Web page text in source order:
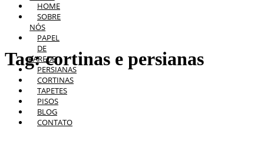
HOME
SOBRE
NÓS
PAPEL
DE
PAREDE
PERSIANAS
CORTINAS
TAPETES
PISOS
BLOG
CONTATO
Tag:cortinas e persianas